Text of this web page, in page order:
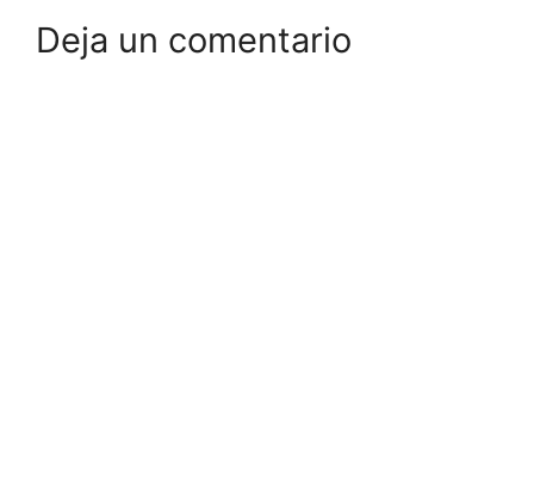
Deja un comentario